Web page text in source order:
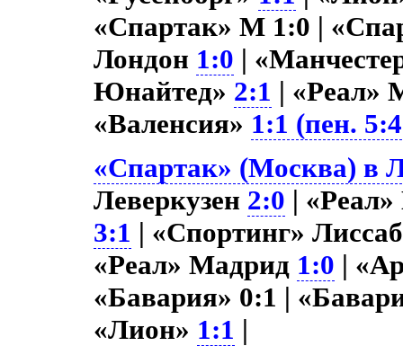
«Спартак» М 1:0 |
Лондон 1:0 |
Юнайтед» 2:1 | «Реал»
«Валенсия» 1:1 (пен.
«Спартак» (Москва) в
Леверкузен 2:0 |
3:1 | «Спортинг»
«Реал» Мадрид 1:0 |
«Бавария» 0:1 |
«Лион» 1:1 |